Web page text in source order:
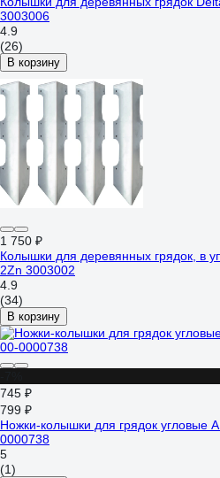
3003006
4.9
(26)
В корзину
1 750 ₽
Колышки для деревянных грядок, в
2Zn 3003002
4.9
(34)
В корзину
745 ₽
799 ₽
Ножки-колышки для грядок
0000738
5
(1)